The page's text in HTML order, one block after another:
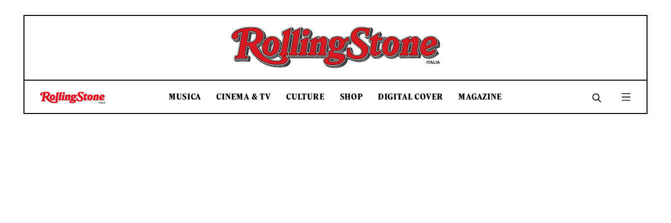
Rolling Stone Italia
MUSICA CINEMA & TV CULTURE SHOP DIGITAL COVER MAGAZINE